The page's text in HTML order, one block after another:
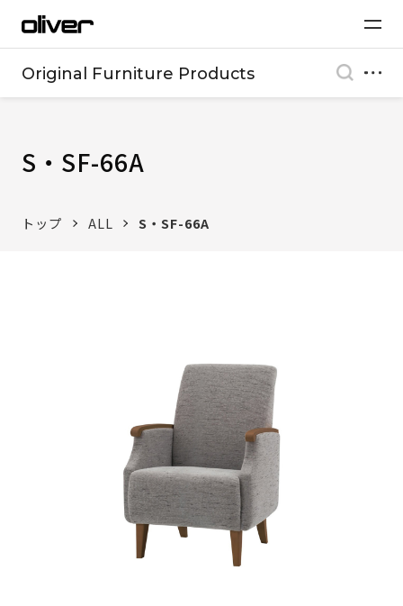
Original Furniture Products
S・SF-66A
トップ ALL S・SF-66A